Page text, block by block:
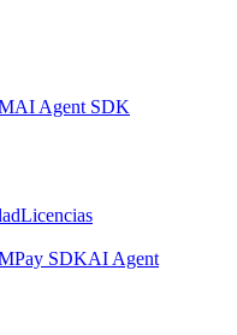
AI Agent SDK
Licencias
Pay SDKAI Agent